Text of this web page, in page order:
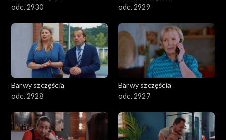
odc. 2930
odc. 2929
Barwy szczęścia
odc. 2928
Barwy szczęścia
odc. 2927